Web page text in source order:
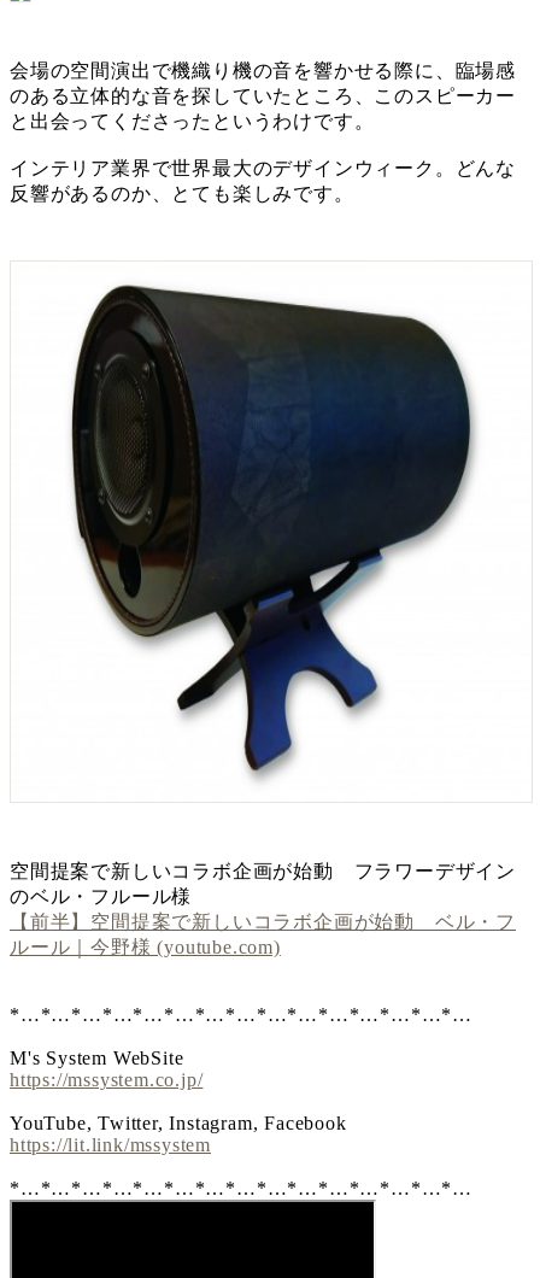
会場の空間演出で機織り機の音を響かせる際に、臨場感
のある立体的な音を探していたところ、このスピーカー
と出会ってくださったというわけです。
インテリア業界で世界最大のデザインウィーク。どんな
反響があるのか、とても楽しみです。
空間提案で新しいコラボ企画が始動 フラワーデザイン
のベル・フルール様
【前半】空間提案で新しいコラボ企画が始動 ベル・フ
ルール｜今野様 (youtube.com)
*…*…*…*…*…*…*…*…*…*…*…*…*…*…*…
M's System WebSite
https://mssystem.co.jp/
YouTube, Twitter, Instagram, Facebook
https://lit.link/mssystem
*…*…*…*…*…*…*…*…*…*…*…*…*…*…*…